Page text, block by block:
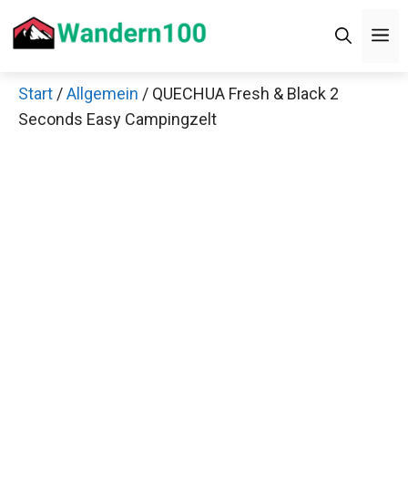
Inhalt
Start /Allgemein / QUECHUA Fresh & Black 2
Seconds Easy Campingzelt
Decathlon Sale